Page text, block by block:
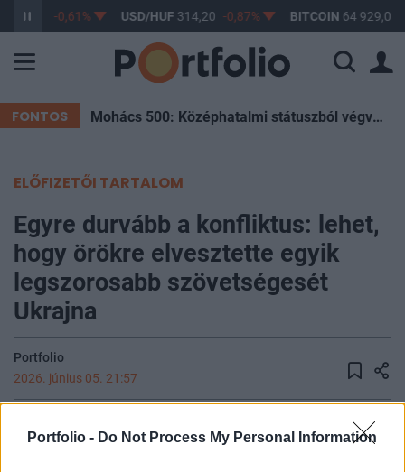
Portfolio - Do Not Process My Personal Information
363,17 -0,61% USD/HUF 314,20 -0,87% BITCOIN 64 929,00
FONTOS Mohács 500: Középhatalmi státuszból végvárország – Hogyan sodródott a Magyar Királyság a végzetébe?
ELŐFIZETŐI TARTALOM
Egyre durvább a konfliktus: lehet,
hogy örökre elvesztette egyik
legszorosabb szövetségesét
Ukrajna
Portfolio
2026. június 05. 21:57
Ukrajnán áll, hogy rendezze a problémát, ami a
Varsóval való kapcsolat megromlásához vezetett;